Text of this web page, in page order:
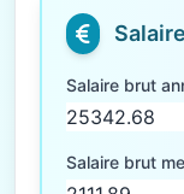
Salaire brut
Salaire brut